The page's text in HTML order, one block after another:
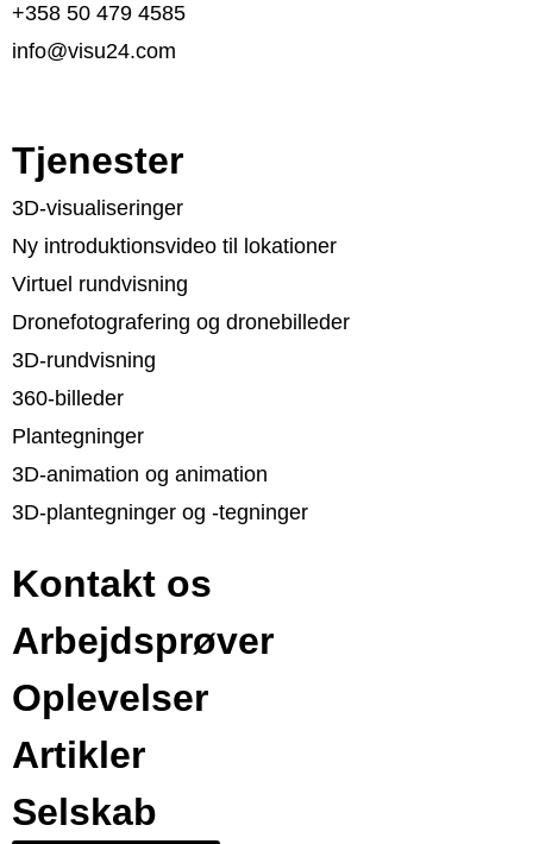
+358 50 479 4585
info@visu24.com
Tjenester
3D-visualiseringer
Ny introduktionsvideo til lokationer
Virtuel rundvisning
Dronefotografering og dronebilleder
3D-rundvisning
360-billeder
Plantegninger
3D-animation og animation
3D-plantegninger og -tegninger
Kontakt os
Arbejdsprøver
Oplevelser
Artikler
Selskab